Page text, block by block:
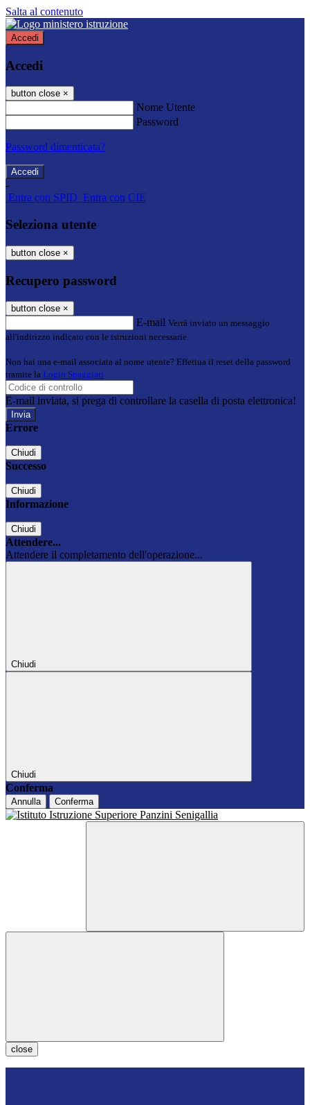
Salta al contenuto
Accedi
Accedi
button close ×
Nome Utente
Password
Password dimenticata?
-
Entra con SPID Entra con CIE
Seleziona utente
button close ×
Recupero password
button close ×
E-mail Verrà inviato un messaggio
all'indirizzo indicato con le istruzioni necessarie.
Non hai una e-mail associata al nome utente? Effettua il reset della password
tramite la Login Spaggiari
E-mail inviata, si prega di controllare la casella di posta elettronica!
Errore
Chiudi
Successo
Chiudi
Informazione
Chiudi
Attendere...
Attendere il completamento dell'operazione...
Chiudi
Chiudi
Conferma
Annulla Conferma
close